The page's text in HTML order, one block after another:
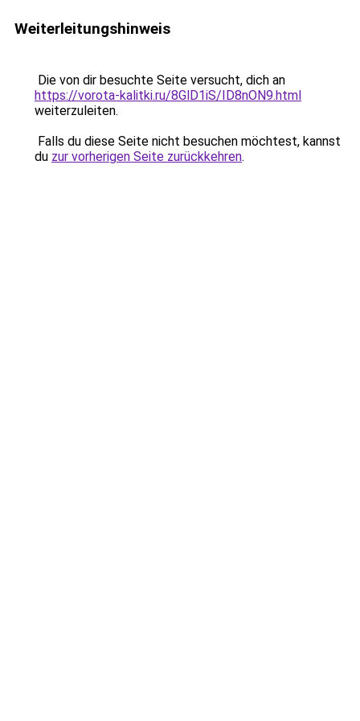
Weiterleitungshinweis
Die von dir besuchte Seite versucht, dich an
https://vorota-kalitki.ru/8GlD1iS/ID8nON9.html
weiterzuleiten.
Falls du diese Seite nicht besuchen möchtest, kannst
du zur vorherigen Seite zurückkehren.